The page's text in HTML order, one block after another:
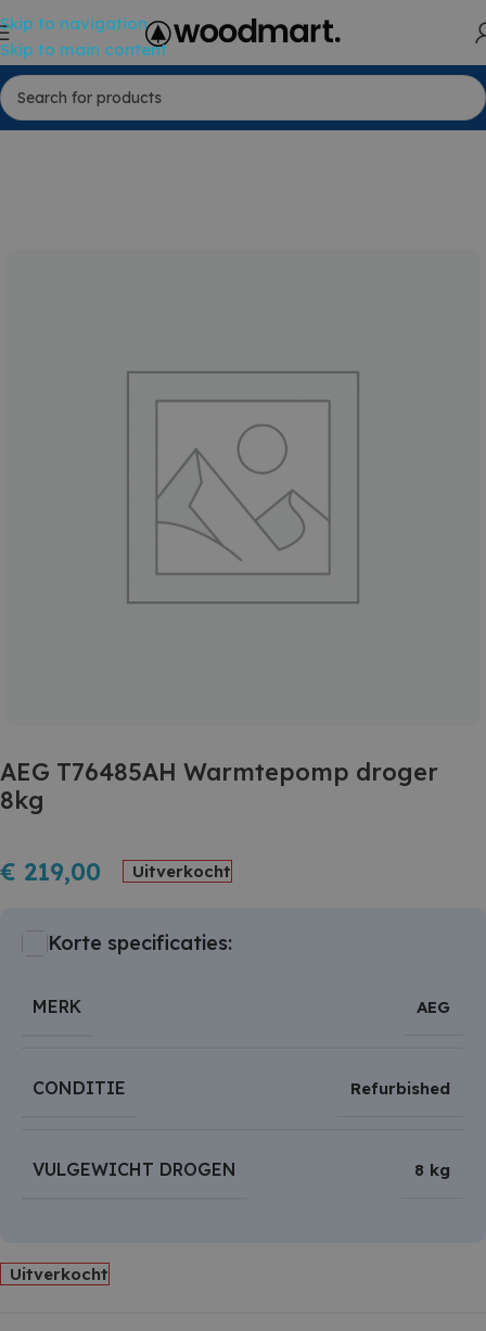
Skip to navigation
Skip to main content
AEG T76485AH Warmtepomp droger
8kg
€ 219,00 Uitverkocht
Korte specificaties:
MERK AEG
CONDITIE Refurbished
VULGEWICHT DROGEN 8 kg
Uitverkocht